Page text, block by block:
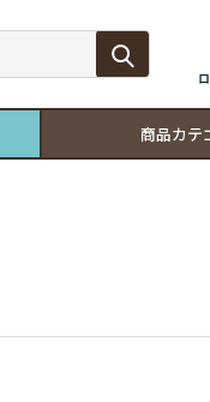
商品カテ